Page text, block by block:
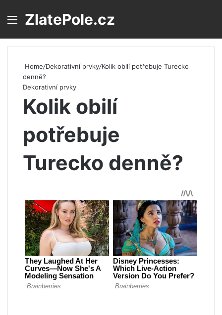
Menu
ZlatePole.cz
Home/Dekorativní prvky/Kolik obilí potřebuje Turecko
denně?
Dekorativní prvky
Kolik obilí
potřebuje
Turecko denně?